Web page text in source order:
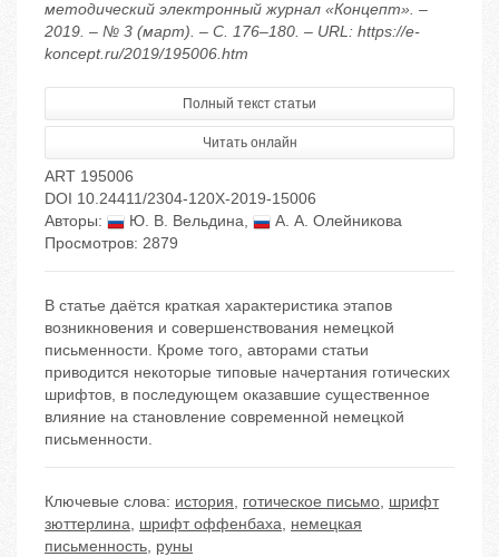
методический электронный журнал «Концепт». –
2019. – № 3 (март). – С. 176–180. – URL: https://e-
koncept.ru/2019/195006.htm
Полный текст статьи
Читать онлайн
ART 195006
DOI 10.24411/2304-120X-2019-15006
Авторы:
Ю. В. Вельдина,
А. А. Олейникова
Просмотров: 2879
В статье даётся краткая характеристика этапов
возникновения и совершенствования немецкой
письменности. Кроме того, авторами статьи
приводится некоторые типовые начертания готических
шрифтов, в последующем оказавшие существенное
влияние на становление современной немецкой
письменности.
Ключевые слова: история, готическое письмо, шрифт
зюттерлина, шрифт оффенбаха, немецкая
письменность, руны